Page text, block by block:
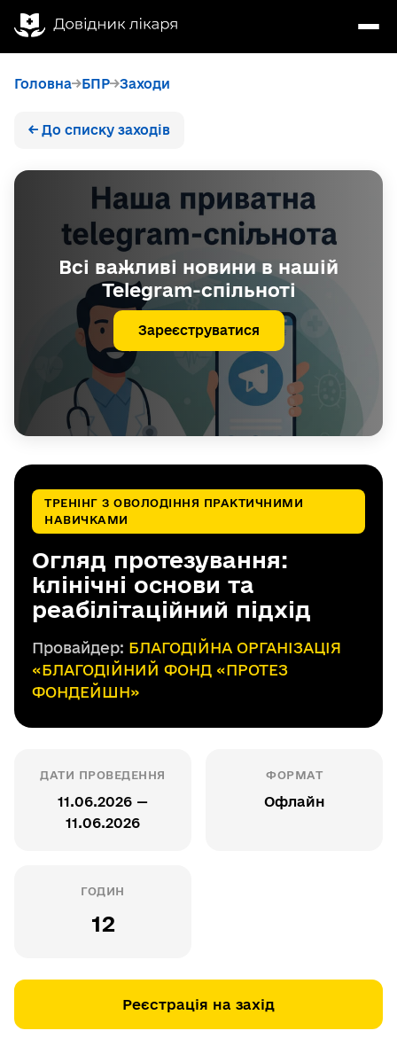
Головна БПР Заходи
← До списку заходів
Всі важливі новини в нашій
Telegram-спільноті
Зареєструватися
ТРЕНІНГ З ОВОЛОДІННЯ ПРАКТИЧНИМИ
НАВИЧКАМИ
Огляд протезування:
клінічні основи та
реабілітаційний підхід
Провайдер: БЛАГОДІЙНА ОРГАНІЗАЦІЯ
«БЛАГОДІЙНИЙ ФОНД «ПРОТЕЗ
ФОНДЕЙШН»
ДАТИ ПРОВЕДЕННЯ
11.06.2026 —
11.06.2026
ФОРМАТ
Офлайн
ГОДИН
12
Реєстрація на захід